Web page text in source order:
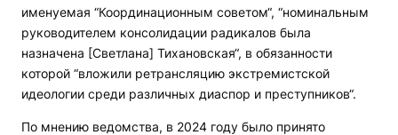
именуемая “Координационным советом“, “номинальным
руководителем консолидации радикалов была
назначена [Светлана] Тихановская“, в обязанности
которой “вложили ретрансляцию экстремистской
идеологии среди различных диаспор и преступников“.
По мнению ведомства, в 2024 году было принято